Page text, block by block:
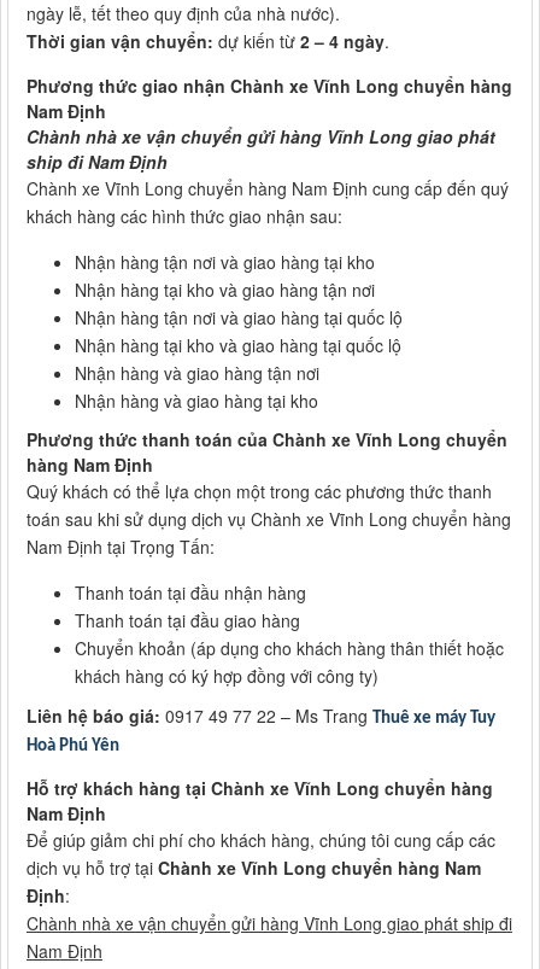
ngày lễ, tết theo quy định của nhà nước).
Thời gian vận chuyển: dự kiến từ 2 – 4 ngày.
Phương thức giao nhận Chành xe Vĩnh Long chuyển hàng
Nam Định
Chành nhà xe vận chuyển gửi hàng Vĩnh Long giao phát
ship đi Nam Định
Chành xe Vĩnh Long chuyển hàng Nam Định cung cấp đến quý
khách hàng các hình thức giao nhận sau:
Nhận hàng tận nơi và giao hàng tại kho
Nhận hàng tại kho và giao hàng tận nơi
Nhận hàng tận nơi và giao hàng tại quốc lộ
Nhận hàng tại kho và giao hàng tại quốc lộ
Nhận hàng và giao hàng tận nơi
Nhận hàng và giao hàng tại kho
Phương thức thanh toán của Chành xe Vĩnh Long chuyển
hàng Nam Định
Quý khách có thể lựa chọn một trong các phương thức thanh
toán sau khi sử dụng dịch vụ Chành xe Vĩnh Long chuyển hàng
Nam Định tại Trọng Tấn:
Thanh toán tại đầu nhận hàng
Thanh toán tại đầu giao hàng
Chuyển khoản (áp dụng cho khách hàng thân thiết hoặc
khách hàng có ký hợp đồng với công ty)
Liên hệ báo giá: 0917 49 77 22 – Ms Trang
Thuê xe máy Tuy
Hoà Phú Yên
Hỗ trợ khách hàng tại Chành xe Vĩnh Long chuyển hàng
Nam Định
Để giúp giảm chi phí cho khách hàng, chúng tôi cung cấp các
dịch vụ hỗ trợ tại Chành xe Vĩnh Long chuyển hàng Nam
Định:
Chành nhà xe vận chuyển gửi hàng Vĩnh Long giao phát ship đi
Nam Định